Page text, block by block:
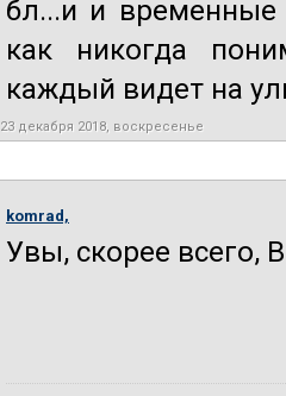
бл...и и
как никогда
каждый видет на
23 декабря 2018, воскресенье
komrad,
Увы, скорее всего,